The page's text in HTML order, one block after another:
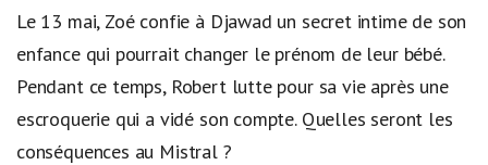
Le 13 mai, Zoé confie à Djawad un secret intime de son
enfance qui pourrait changer le prénom de leur bébé.
Pendant ce temps, Robert lutte pour sa vie après une
escroquerie qui a vidé son compte. Quelles seront les
conséquences au Mistral ?